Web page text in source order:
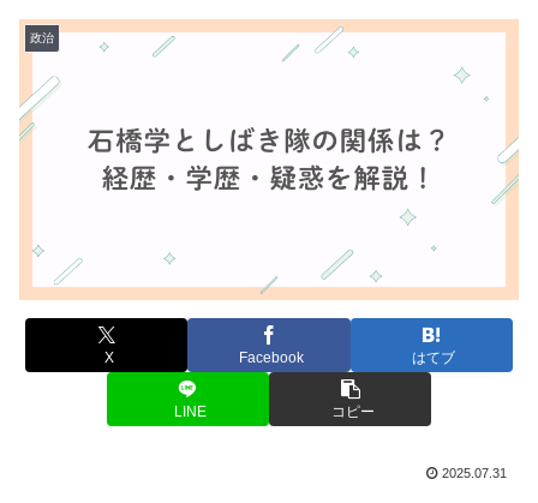
政治
X Facebook はてブ
LINE コピー
2025.07.31